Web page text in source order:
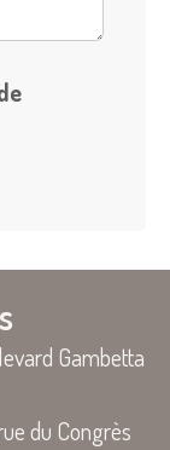
Gambetta
du Congrès